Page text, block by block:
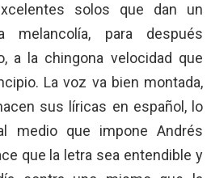
solos que dan un
para después
a la chingona velocidad que
La voz va bien montada,
sus líricas en español, lo
medio que impone Andrés
que la letra sea entendible y